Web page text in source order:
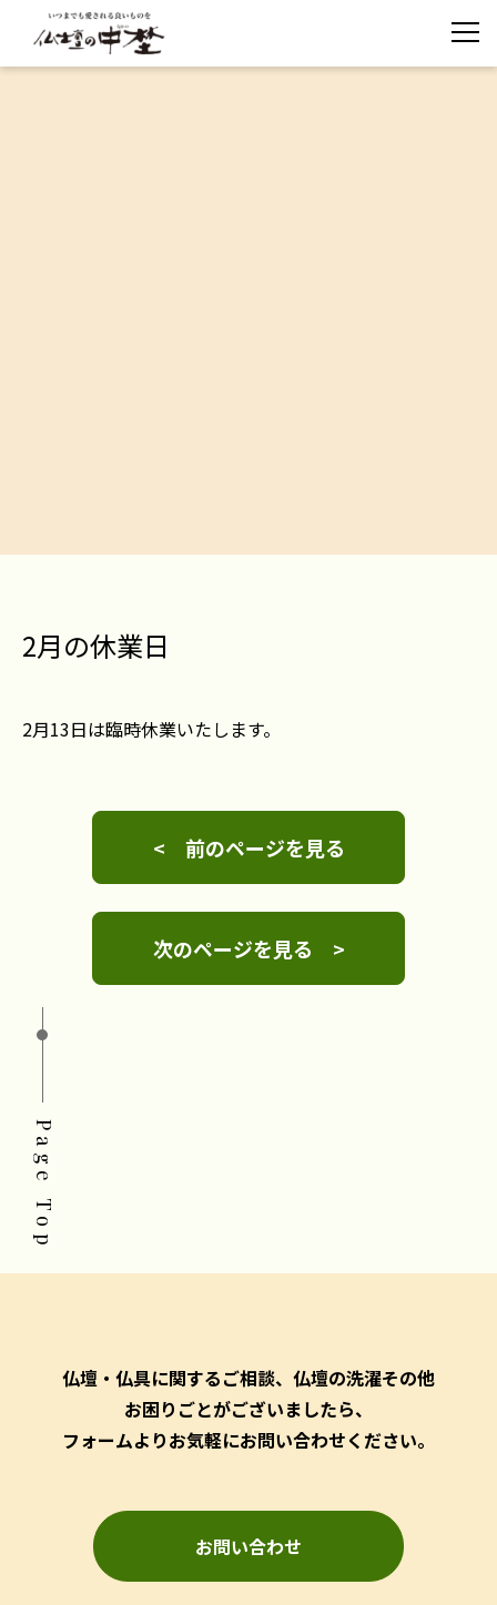
2月の休業日
2月13日は臨時休業いたします。
< 前のページを見る
次のページを見る >
仏壇・仏具に関するご相談、仏壇の洗濯その他
お困りごとがございましたら、
フォームよりお気軽にお問い合わせください。
お問い合わせ
Page Top